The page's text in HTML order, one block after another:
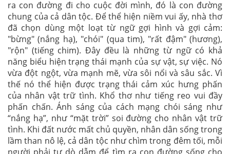
ra con đường đi cho cuộc đời mình, đó là con đường
chung của cả dân tộc. Để thể hiện niềm vui ấy, nhà thơ
đã chọn dùng một loạt từ ngữ gợi hình và gợi cảm:
"bừng" (nắng hạ), "chói" (qua tim), "rất đậm" (hương),
"rộn" (tiếng chim). Đây đều là những từ ngữ có khả
năng biểu hiện trạng thái mạnh của sự vật, sự việc. Nó
vừa đột ngột, vừa mạnh mẽ, vừa sôi nổi và sâu sắc. Vì
thế nó thể hiện được trạng thái cảm xúc hưng phấn
của nhân vật trữ tình. Khổ thơ như tiếng reo vui đầy
phấn chấn. Ánh sáng của cách mạng chói sáng như
“nắng hạ”, như “mặt trời” soi đường cho nhân vật trữ
tình. Khi đất nước mất chủ quyền, nhân dân sống trong
lầm than nô lệ, cả dân tộc như chìm trong đêm tối, mỗi